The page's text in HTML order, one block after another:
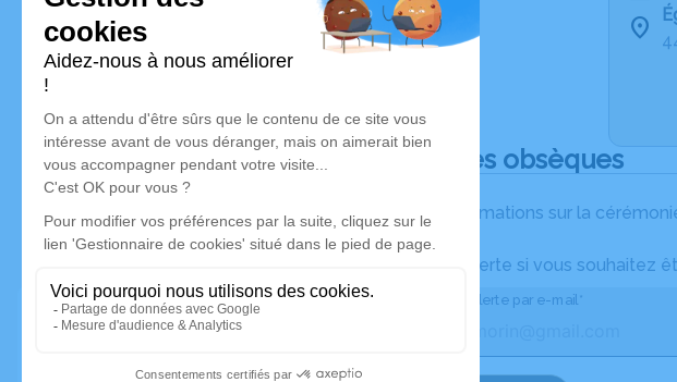
Déroulé des obsèques
Les informations sur la
Activez une alerte si vous souhaitez
Recevoir une alerte par e-mail*